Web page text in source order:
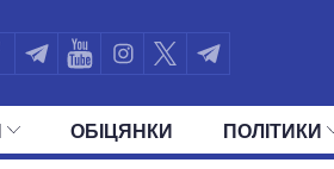
ОБIЦЯНКИ ПОЛIТИКИ